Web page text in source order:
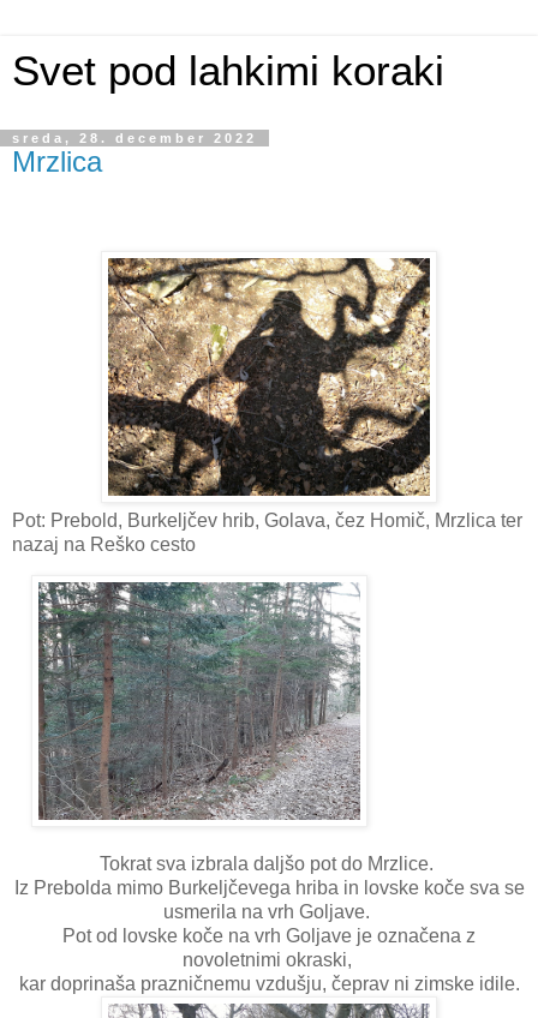
Svet pod lahkimi koraki
sreda, 28. december 2022
Mrzlica
Pot: Prebold, Burkeljčev hrib, Golava, čez Homič, Mrzlica ter
nazaj na Reško cesto
Tokrat sva izbrala daljšo pot do Mrzlice.
Iz Prebolda mimo Burkeljčevega hriba in lovske koče sva se
usmerila na vrh Goljave.
Pot od lovske koče na vrh Goljave je označena z
novoletnimi okraski,
kar doprinaša prazničnemu vzdušju, čeprav ni zimske idile.